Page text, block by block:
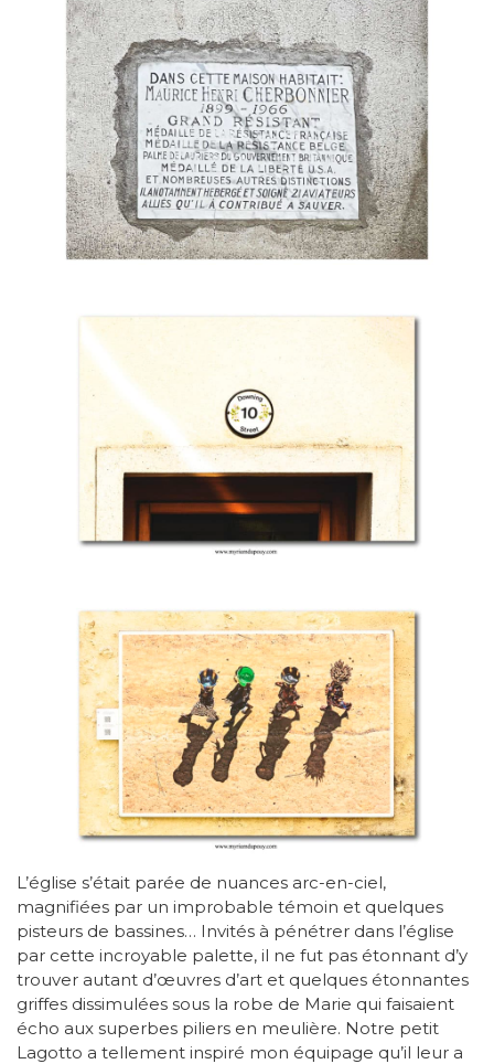
L’église s’était parée de nuances arc-en-ciel,
magnifiées par un improbable témoin et quelques
pisteurs de bassines… Invités à pénétrer dans l’église
par cette incroyable palette, il ne fut pas étonnant d’y
trouver autant d’œuvres d’art et quelques étonnantes
griffes dissimulées sous la robe de Marie qui faisaient
écho aux superbes piliers en meulière. Notre petit
Lagotto a tellement inspiré mon équipage qu’il leur a